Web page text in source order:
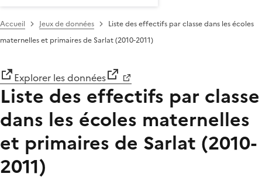
Accueil Jeux de données
Liste des effectifs par classe dans les écoles
maternelles et primaires de Sarlat (2010-2011)
Explorer les données
Liste des effectifs par classe
dans les écoles maternelles
et primaires de Sarlat (2010-
2011)